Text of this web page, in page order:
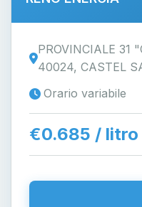
PROVINCIALE 31
40024, CASTEL
Orario variabile
€0.685 / litro